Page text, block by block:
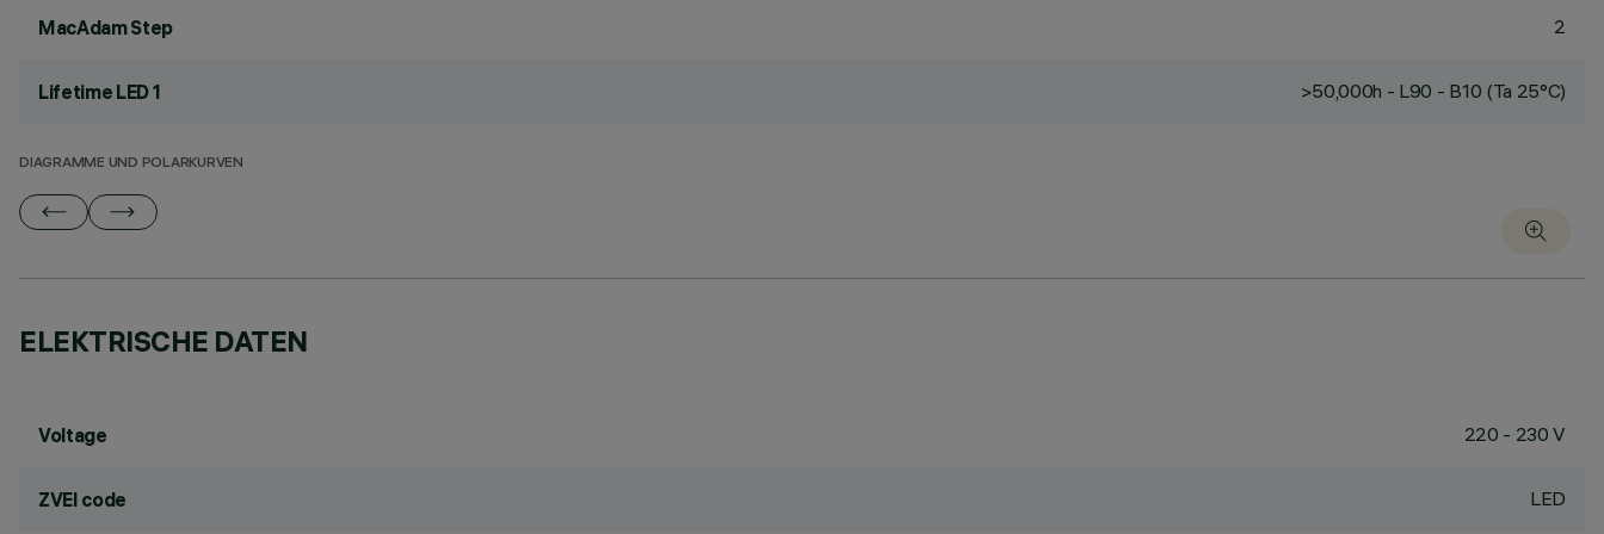
MacAdam Step 2
Lifetime LED 1 >50,000h - L90 - B10 (Ta 25°C)
DIAGRAMME UND POLARKURVEN
ELEKTRISCHE DATEN
Voltage 220 - 230 V
ZVEI code LED